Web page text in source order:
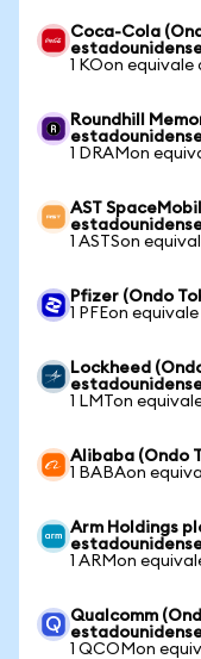
Coca-Cola
1 KOon equivale
Roundhill
1 DRAMon
AST
1 ASTSon
Pfizer (Ondo
1 PFEon
Lockheed
1 LMTon
Alibaba (Ondo
1 BABAon
Arm Holdings
1 ARMon
Qualcomm
1 QCOMon